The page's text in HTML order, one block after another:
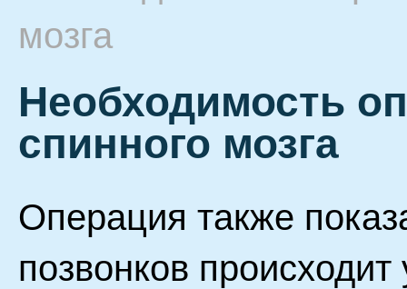
мозга
Необходимость
спинного мозга
Операция также
позвонков